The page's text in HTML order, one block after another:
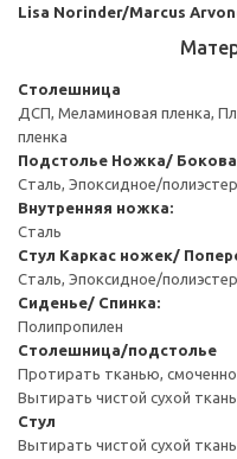
Lisa Norinder/Marcus
Столешница
ДСП, Меламиновая пленка,
пленка
Подстолье Ножка/
Сталь, Эпоксидное/
Внутренняя ножка:
Сталь
Стул Каркас ножек/
Сталь, Эпоксидное/
Сиденье/ Спинка:
Полипропилен
Столешница/подстолье
Протирать тканью,
Вытирать чистой сухой
Стул
Вытирать чистой сухой